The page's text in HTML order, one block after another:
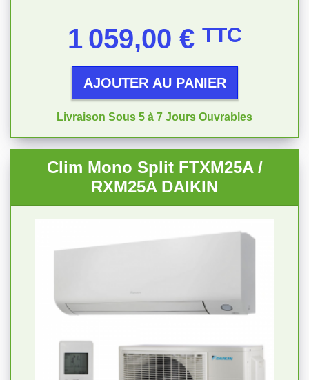
1 059,00 € TTC
AJOUTER AU PANIER
Livraison Sous 5 à 7 Jours Ouvrables
Clim Mono Split FTXM25A /
RXM25A DAIKIN